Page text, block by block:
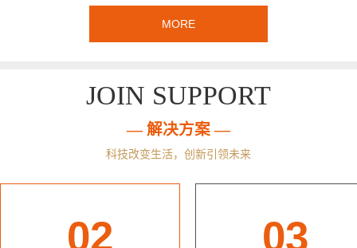
MORE
JOIN SUPPORT
— 解决方案 —
科技改变生活，创新引领未来
02 03